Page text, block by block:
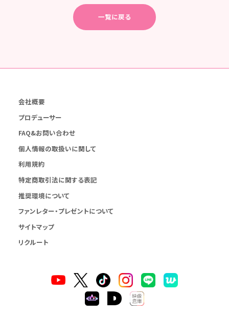
一覧に戻る
会社概要
プロデューサー
FAQ&お問い合わせ
個人情報の取扱いに関して
利用規約
特定商取引法に関する表記
推奨環境について
ファンレター・プレゼントについて
サイトマップ
リクルート